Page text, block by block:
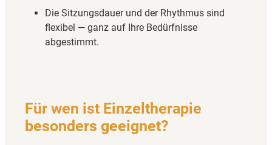
Die Sitzungsdauer und der Rhythmus sind
flexibel — ganz auf Ihre Bedürfnisse
abgestimmt.
Für wen ist Einzeltherapie
besonders geeignet?